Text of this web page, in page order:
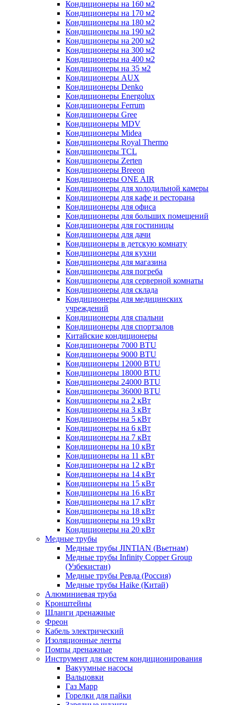
Кондиционеры на 160 м2
Кондиционеры на 170 м2
Кондиционеры на 180 м2
Кондиционеры на 190 м2
Кондиционеры на 200 м2
Кондиционеры на 300 м2
Кондиционеры на 400 м2
Кондиционеры на 35 м2
Кондиционеры AUX
Кондиционеры Denko
Кондиционеры Energolux
Кондиционеры Ferrum
Кондиционеры Gree
Кондиционеры MDV
Кондиционеры Midea
Кондиционеры Royal Thermo
Кондиционеры TCL
Кондиционеры Zerten
Кондиционеры Breeon
Кондиционеры ONE AIR
Кондиционеры для холодильной камеры
Кондиционеры для кафе и ресторана
Кондиционеры для офиса
Кондиционеры для больших помещений
Кондиционеры для гостиницы
Кондиционеры для дачи
Кондиционеры в детскую комнату
Кондиционеры для кухни
Кондиционеры для магазина
Кондиционеры для погреба
Кондиционеры для серверной комнаты
Кондиционеры для склада
Кондиционеры для медицинских
учреждений
Кондиционеры для спальни
Кондиционеры для спортзалов
Китайские кондиционеры
Кондиционеры 7000 BTU
Кондиционеры 9000 BTU
Кондиционеры 12000 BTU
Кондиционеры 18000 BTU
Кондиционеры 24000 BTU
Кондиционеры 36000 BTU
Кондиционеры на 2 кВт
Кондиционеры на 3 кВт
Кондиционеры на 5 кВт
Кондиционеры на 6 кВт
Кондиционеры на 7 кВт
Кондиционеры на 10 кВт
Кондиционеры на 11 кВт
Кондиционеры на 12 кВт
Кондиционеры на 14 кВт
Кондиционеры на 15 кВт
Кондиционеры на 16 кВт
Кондиционеры на 17 кВт
Кондиционеры на 18 кВт
Кондиционеры на 19 кВт
Кондиционеры на 20 кВт
Медные трубы
Медные трубы JINTIAN (Вьетнам)
Медные трубы Infinity Copper Group
(Узбекистан)
Медные трубы Ревда (Россия)
Медные трубы Haike (Китай)
Алюминиевая труба
Кронштейны
Шланги дренажные
Фреон
Кабель электрический
Изоляционные ленты
Помпы дренажные
Инструмент для систем кондиционирования
Вакуумные насосы
Вальцовки
Газ Mapp
Горелки для пайки